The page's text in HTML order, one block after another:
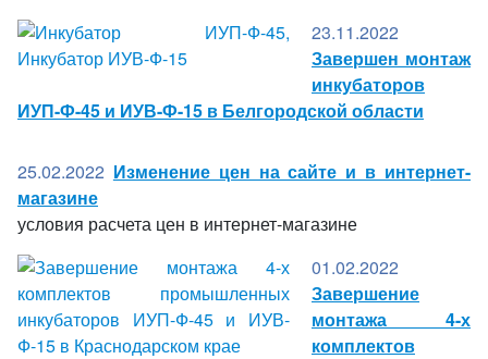
23.11.2022
Завершен монтаж
инкубаторов
ИУП-Ф-45 и ИУВ-Ф-15 в Белгородской области
25.02.2022 Изменение цен на сайте и в интернет-
магазине
условия расчета цен в интернет-магазине
01.02.2022
Завершение
монтажа 4-х
комплектов